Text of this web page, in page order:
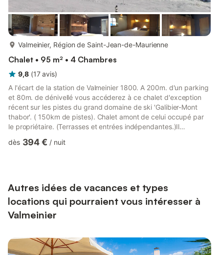
plus...
Valmeinier, Région de Saint-Jean-de-Maurienne
Chalet • 95 m² • 4 Chambres
9,8 (17 avis)
A l'écart de la station de Valmeinier 1800. A 200m. d'un parking
et 80m. de dénivellé vous accéderez à ce chalet d'exception
récent sur les pistes du grand domaine de ski 'Galibier-Mont
thabor'. ( 150km de pistes). Chalet amont de celui occupé par
le propriétaire. (Terrasses et entrées indépendantes.)Il
permettra de profiter pleinement du soleil.Inconditionnels de la
dès 394 € / nuit
Autres idées de vacances et types
locations qui pourraient vous intéresser à
Valmeinier